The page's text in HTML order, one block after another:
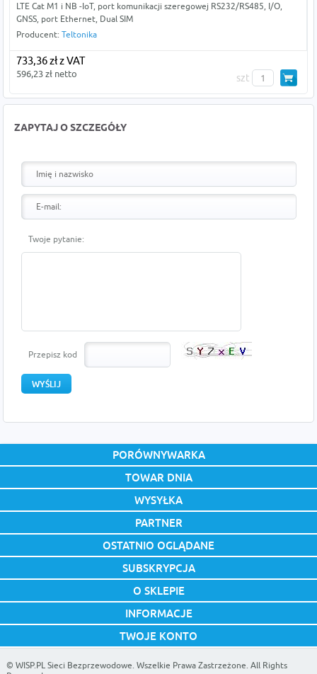
LTE Cat M1 i NB -IoT, port komunikacji szeregowej RS232/RS485, I/O,
GNSS, port Ethernet, Dual SIM
Producent: Teltonika
733,36 zł z VAT
596,23 zł netto szt
ZAPYTAJ O SZCZEGÓŁY
Twoje pytanie:
Przepisz kod
PORÓWNYWARKA
TOWAR DNIA
WYSYŁKA
PARTNER
OSTATNIO OGLĄDANE
SUBSKRYPCJA
O SKLEPIE
INFORMACJE
TWOJE KONTO
© WISP.PL Sieci Bezprzewodowe. Wszelkie Prawa Zastrzeżone. All Rights